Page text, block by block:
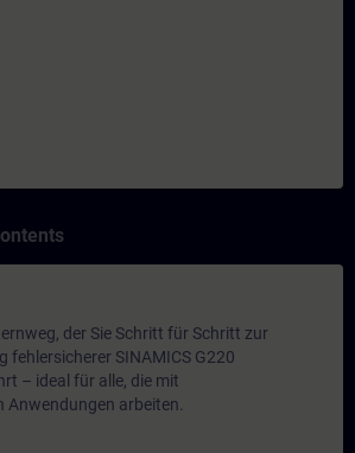
der Sie Schritt für Schritt zur
fehlersicherer SINAMICS G220
– ideal für alle, die mit
arbeiten.